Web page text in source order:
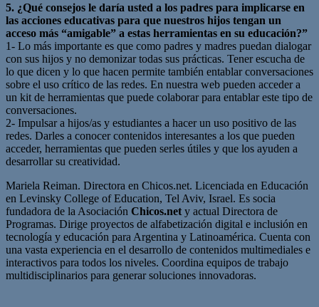
5. ¿Qué consejos le daría usted a los padres para implicarse en
las acciones educativas para que nuestros hijos tengan un
acceso más “amigable” a estas herramientas en su educación?”
1- Lo más importante es que como padres y madres puedan dialogar
con sus hijos y no demonizar todas sus prácticas. Tener escucha de
lo que dicen y lo que hacen permite también entablar conversaciones
sobre el uso crítico de las redes. En nuestra web pueden acceder a
un kit de herramientas que puede colaborar para entablar este tipo de
conversaciones.
2- Impulsar a hijos/as y estudiantes a hacer un uso positivo de las
redes. Darles a conocer contenidos interesantes a los que pueden
acceder, herramientas que pueden serles útiles y que los ayuden a
desarrollar su creatividad.
Mariela Reiman. Directora en Chicos.net. Licenciada en Educación
en Levinsky College of Education, Tel Aviv, Israel. Es socia
fundadora de la Asociación Chicos.net y actual Directora de
Programas. Dirige proyectos de alfabetización digital e inclusión en
tecnología y educación para Argentina y Latinoamérica. Cuenta con
una vasta experiencia en el desarrollo de contenidos multimediales e
interactivos para todos los niveles. Coordina equipos de trabajo
multidisciplinarios para generar soluciones innovadoras.